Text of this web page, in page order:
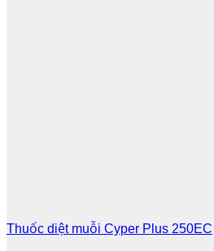
Thuốc diệt muỗi Cyper Plus 250EC